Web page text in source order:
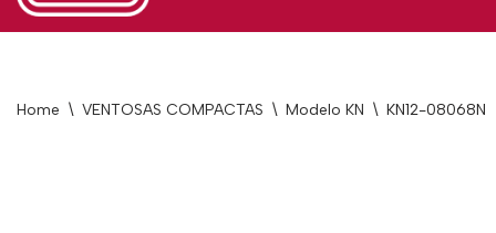
Home \ VENTOSAS COMPACTAS \ Modelo KN \ KN12-08068N